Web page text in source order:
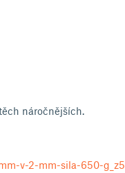
náročnějších.
v-2-mm-sila-650-